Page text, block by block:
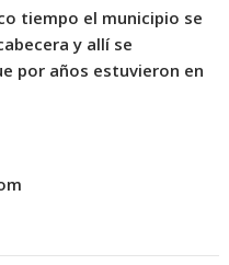
tiempo el municipio se
y allí se
por años estuvieron en